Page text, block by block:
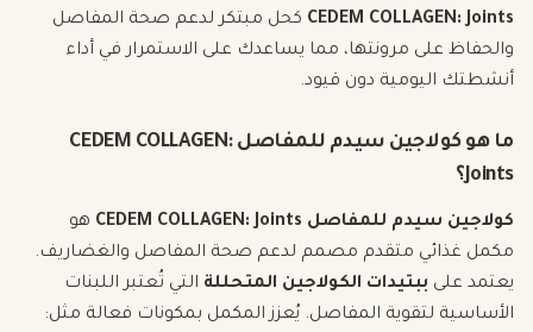
CEDEM COLLAGEN: Joints كحل مبتكر لدعم صحة المفاصل
والحفاظ على مرونتها، مما يساعدك على الاستمرار في أداء
أنشطتك اليومية دون قيود.
ما هو كولاجين سيدم للمفاصل CEDEM COLLAGEN:
Joints؟
كولاجين سيدم للمفاصل CEDEM COLLAGEN: Joints
هو
مكمل غذائي متقدم مصمم لدعم صحة المفاصل والغضاريف.
يعتمد على ببتيدات الكولاجين المتحللة التي تُعتبر اللبنات
الأساسية لتقوية المفاصل. يُعزز المكمل بمكونات فعالة مثل: